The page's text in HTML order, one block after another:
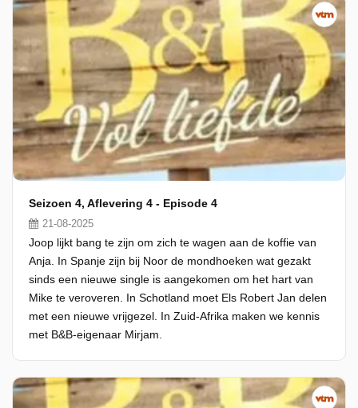
Seizoen 4, Aflevering 4 - Episode 4
21-08-2025
Joop lijkt bang te zijn om zich te wagen aan de koffie van
Anja. In Spanje zijn bij Noor de mondhoeken wat gezakt
sinds een nieuwe single is aangekomen om het hart van
Mike te veroveren. In Schotland moet Els Robert Jan delen
met een nieuwe vrijgezel. In Zuid-Afrika maken we kennis
met B&B-eigenaar Mirjam.